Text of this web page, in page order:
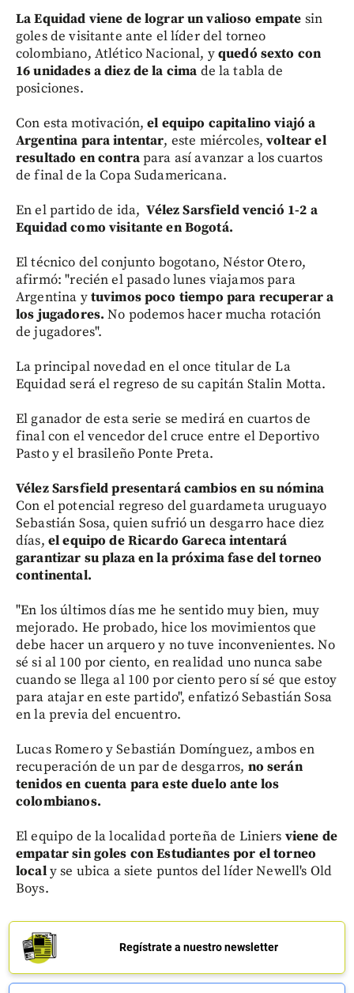
La Equidad viene de lograr un valioso empate sin
goles de visitante ante el líder del torneo
colombiano, Atlético Nacional, yquedó sexto con
16 unidades a diez de la cima de la tabla de
posiciones.
Con esta motivación,el equipo capitalino viajó a
Argentina para intentar, este miércoles,voltear el
resultado en contrapara así avanzar a los cuartos
de final de la Copa Sudamericana.
En el partido de ida,Vélez Sarsfield venció 1-2 a
Equidad como visitante en Bogotá.
El técnico del conjunto bogotano, Néstor Otero,
afirmó: "recién el pasado lunes viajamos para
Argentina ytuvimos poco tiempo para recuperar a
los jugadores. No podemos hacer mucha rotación
de jugadores".
La principal novedad en el once titular de La
Equidad será el regreso de su capitán Stalin Motta.
El ganador de esta serie se medirá en cuartos de
final con el vencedor del cruce entre el Deportivo
Pasto y el brasileño Ponte Preta.
Vélez Sarsfield presentará cambios en su nómina
Con el potencial regreso del guardameta uruguayo
Sebastián Sosa, quien sufrió un desgarro hace diez
días, el equipo de Ricardo Gareca intentará
garantizar su plaza en la próxima fase del torneo
continental.
"En los últimos días me he sentido muy bien, muy
mejorado. He probado, hice los movimientos que
debe hacer un arquero y no tuve inconvenientes. No
sé si al 100 por ciento, en realidad uno nunca sabe
cuando se llega al 100 por ciento pero sí sé que estoy
para atajar en este partido", enfatizó Sebastián Sosa
en la previa del encuentro.
Lucas Romero y Sebastián Domínguez, ambos en
recuperación de un par de desgarros, no serán
tenidos en cuenta para este duelo ante los
colombianos.
El equipo de la localidad porteña de Liniers viene de
empatar sin goles con Estudiantes por el torneo
localy se ubica a siete puntos del líder Newell's Old
Boys.
Regístrate a nuestro newsletter